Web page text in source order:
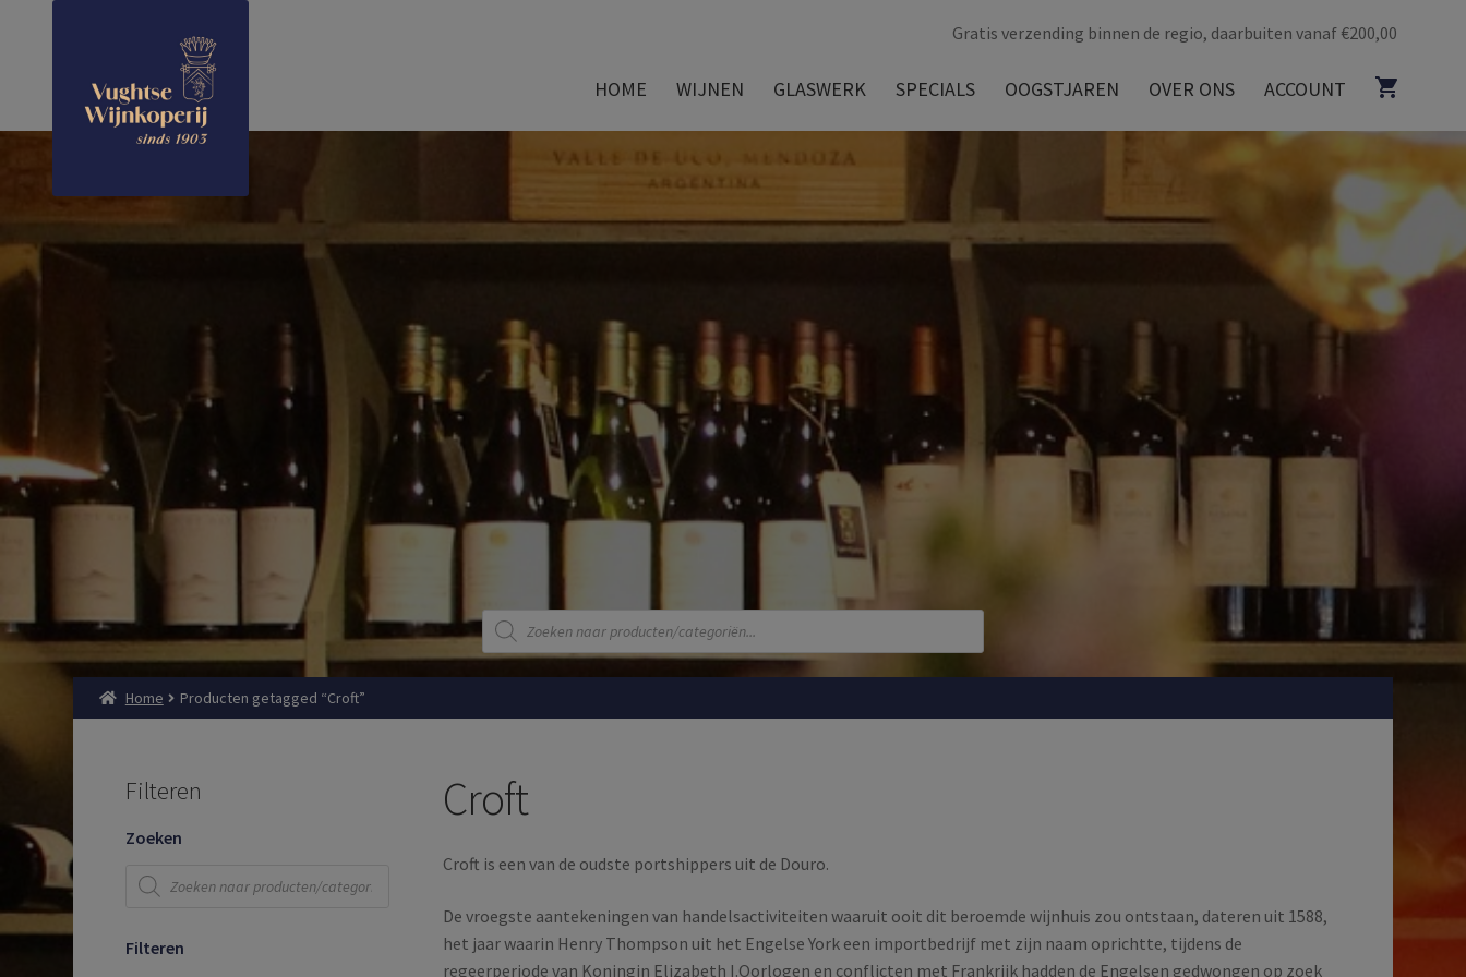
Gratis verzending binnen de regio, daarbuiten vanaf €200,00
HOME WIJNEN GLASWERK SPECIALS OOGSTJAREN OVER ONS ACCOUNT
Producten
zoeken
Home Producten getagged “Croft”
Croft
Croft is een van de oudste portshippers uit de Douro.
De vroegste aantekeningen van handelsactiviteiten waaruit ooit dit beroemde wijnhuis zou ontstaan, dateren uit 1588,
het jaar waarin Henry Thompson uit het Engelse York een importbedrijf met zijn naam oprichtte, tijdens de
regeerperiode van Koningin Elizabeth I.Oorlogen en conflicten met Frankrijk hadden de Engelsen gedwongen op zoek
Filteren
Zoeken
Producten
zoeken
Filteren